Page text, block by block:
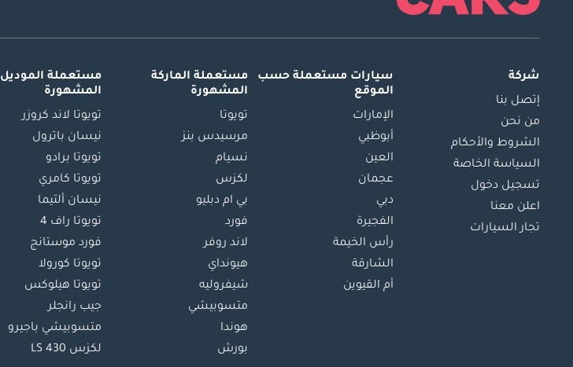
شركة
إتصل بنا
من نحن
الشروط والأحكام
السياسة الخاصة
تسجيل دخول
اعلن معنا
تجار السيارات
سيارات مستعملة حسب
الموقع
الإمارات
أبوظبي
العين
عجمان
دبي
الفجيرة
رأس الخيمة
الشارقة
أم القيوين
مستعملة الماركة
المشهورة
تويوتا
مرسيدس بنز
نسيام
لكزس
بي ام دبليو
فورد
لاند روفر
هيونداي
شيفروليه
متسوبيشي
هوندا
بورش
مستعملة الموديل
المشهورة
تويوتا لاند كروزر
نيسان باترول
تويوتا برادو
تويوتا كامري
نيسان ألتيما
تويوتا راف 4
فورد موستانج
تويوتا كورولا
تويوتا هيلوكس
جيب رانجلر
متسوبيشي باجيرو
لكزس LS 430